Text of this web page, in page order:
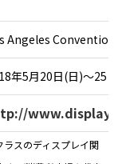
Angeles Convention
年5月20日(日)～25日(
ラスのディスプレイ関